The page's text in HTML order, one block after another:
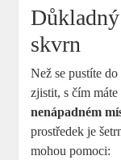
skvrn
Než se pustíte
zjistit, s čím
nenápadném
prostředek je
mohou pomoci: